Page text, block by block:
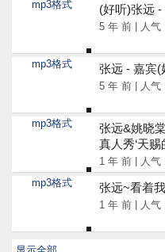
mp3格式 (好听)张远 -
5 年 前 | 人气
mp3格式 张远 - 嘉宾(
5 年 前 | 人气
mp3格式
张远&姚晓
真人秀‘天
荐)
1 年 前 | 人气
mp3格式
张远~看着
1 年 前 | 人气